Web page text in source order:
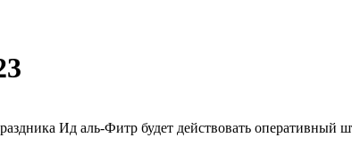
Ид аль-Фитр будет действовать оперативный